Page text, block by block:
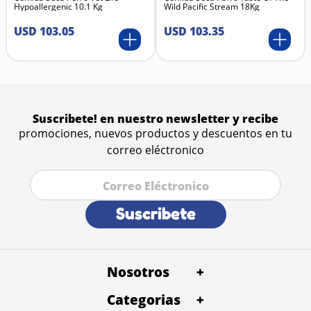
Hypoallergenic 10.1 Kg
USD 103.05
Wild Pacific Stream 18Kg
USD 103.35
Suscribete! en nuestro newsletter y recibe
promociones, nuevos productos y descuentos en tu
correo eléctronico
Suscribete
Nosotros
+
Quienes Somos
Categorias
+